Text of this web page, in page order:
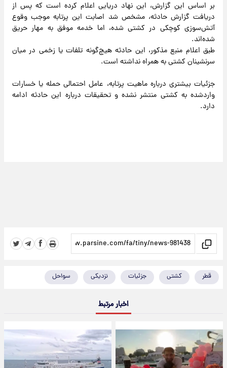
بر اساس این گزارش، این نهاد دریایی اعلام کرده است که پس از
دریافت گزارش حادثه، مشخص شد اصابت این پرتابه موجب وقوع
آتش‌سوزی کوچکی در کشتی شده، اما خدمه موفق به مهار حریق
شده‌اند.
طبق اعلام منبع مذکور، این حادثه هیچ‌گونه تلفات یا زخمی در میان
سرنشینان کشتی به همراه نداشته است.
جزئیات بیشتری درباره ماهیت پرتابه، عامل احتمالی حمله یا خسارات
واردشده به کشتی منتشر نشده و تحقیقات درباره این حادثه ادامه
دارد.
قطر کشتی جزئیات نزدیکی سواحل
اخبار مرتبط